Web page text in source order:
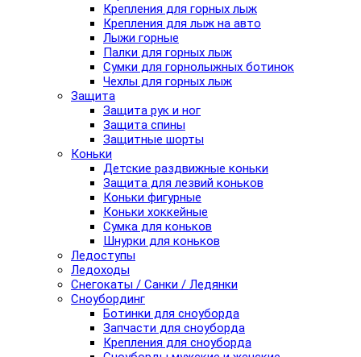
Крепления для горных лыж
Крепления для лыж на авто
Лыжи горные
Палки для горных лыж
Сумки для горнолыжных ботинок
Чехлы для горных лыж
Защита
Защита рук и ног
Защита спины
Защитные шорты
Коньки
Детские раздвижные коньки
Защита для лезвий коньков
Коньки фигурные
Коньки хоккейные
Сумка для коньков
Шнурки для коньков
Ледоступы
Ледоходы
Снегокаты / Санки / Ледянки
Сноубординг
Ботинки для сноуборда
Запчасти для сноуборда
Крепления для сноуборда